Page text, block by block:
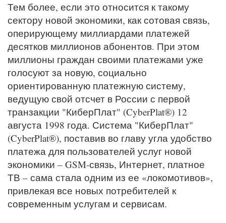
Тем более, если это относится к такому
сектору новой экономики, как сотовая связь,
оперирующему миллиардами платежей
десятков миллионов абонентов. При этом
миллионы граждан своими платежами уже
голосуют за новую, социально
ориентированную платежную систему,
ведущую свой отсчет в России с первой
транзакции "КиберПлат" (CyberPlat®) 12
августа 1998 года. Система "КиберПлат"
(CyberPlat®), поставив во главу угла удобство
платежа для пользователей услуг новой
экономики – GSM-связь, Интернет, платное
ТВ – сама стала одним из ее «локомотивов»,
привлекая все новых потребителей к
современным услугам и сервисам.